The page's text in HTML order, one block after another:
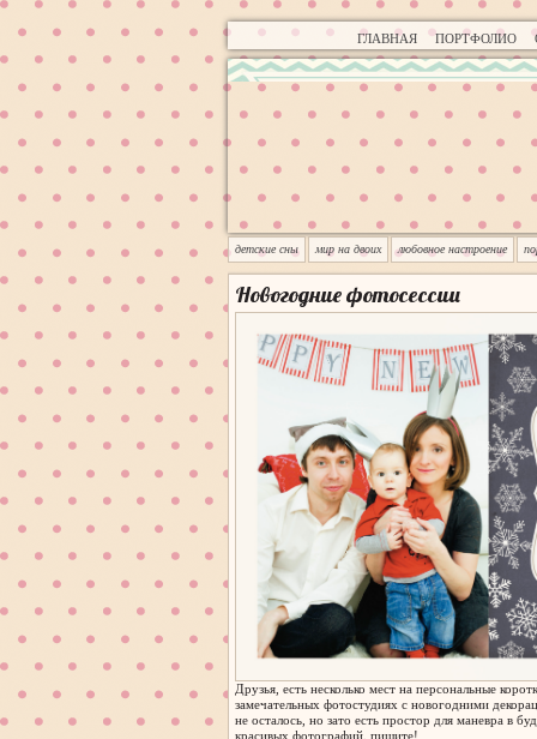
ГЛАВНАЯ ПОРТФОЛИО
детские сны мир на двоих любовное настроение
Новогодние фотосессии
Друзья, есть несколько мест на персональные
замечательных фотостудиях с новогодними
не осталось, но зато есть простор для маневра в
красивых фотографий, пишите!